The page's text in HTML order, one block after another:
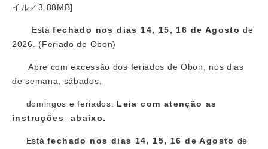
イル／3.88MB]
Estáfechado nos dias 14, 15, 16 de Agosto de
2026. (Feriado de Obon)
Abre com excessão dos feriados de Obon, nos dias
de semana, sábados,
domingos e feriados. Leia com atenção as
instruções abaixo.
Está fechado nos dias 14, 15, 16 de Agosto de